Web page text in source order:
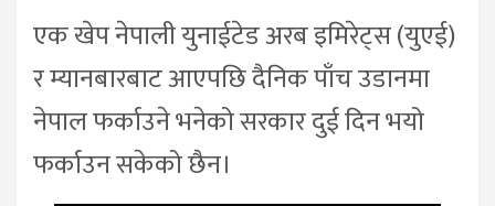
एक खेप नेपाली युनाईटेड अरब इमिरेट्स (युएई)
र म्यानबारबाट आएपछि दैनिक पाँच उडानमा
नेपाल फर्काउने भनेको सरकार दुई दिन भयो
फर्काउन सकेको छैन।